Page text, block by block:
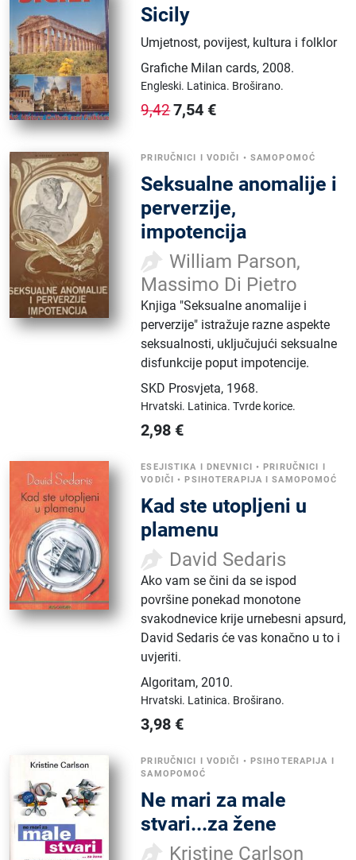
Sicily
Umjetnost, povijest, kultura i folklor
Grafiche Milan cards,2008.
Engleski. Latinica. Broširano.
9,427,54 €
PRIRUČNICI I VODIČI • SAMOPOMOĆ
Seksualne anomalije i
perverzije,
impotencija
William Parson,
Massimo Di Pietro
Knjiga "Seksualne anomalije i
perverzije" istražuje razne aspekte
seksualnosti, uključujući seksualne
disfunkcije poput impotencije.
SKD Prosvjeta, 1968.
Hrvatski. Latinica.Tvrde korice.
2,98 €
ESEJISTIKA I DNEVNICI •PRIRUČNICI I
VODIČI •PSIHOTERAPIJA I SAMOPOMOĆ
Kad ste utopljeni u
plamenu
David Sedaris
Ako vam se čini da se ispod
površine ponekad monotone
svakodnevice krije urnebesni apsurd,
David Sedaris će vas konačno u to i
uvjeriti.
Algoritam,2010.
Hrvatski. Latinica. Broširano.
3,98 €
PRIRUČNICI I VODIČI • PSIHOTERAPIJA I
SAMOPOMOĆ
Ne mari za male
stvari...za žene
Kristine Carlson